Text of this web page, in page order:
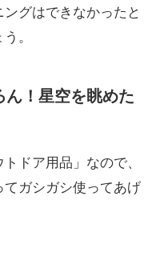
グはできなかったと
。
ん！星空を眺めた
ドア用品」なので、
ガシガシ使ってあげ